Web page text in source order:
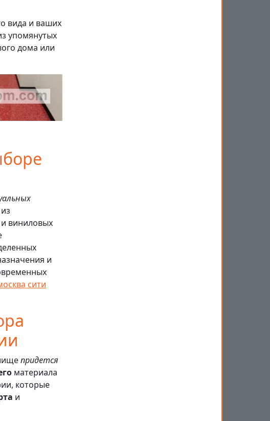
вида и ваших
упомянутых
дома или
виниловых
и
сити
придется
материала
которые
и